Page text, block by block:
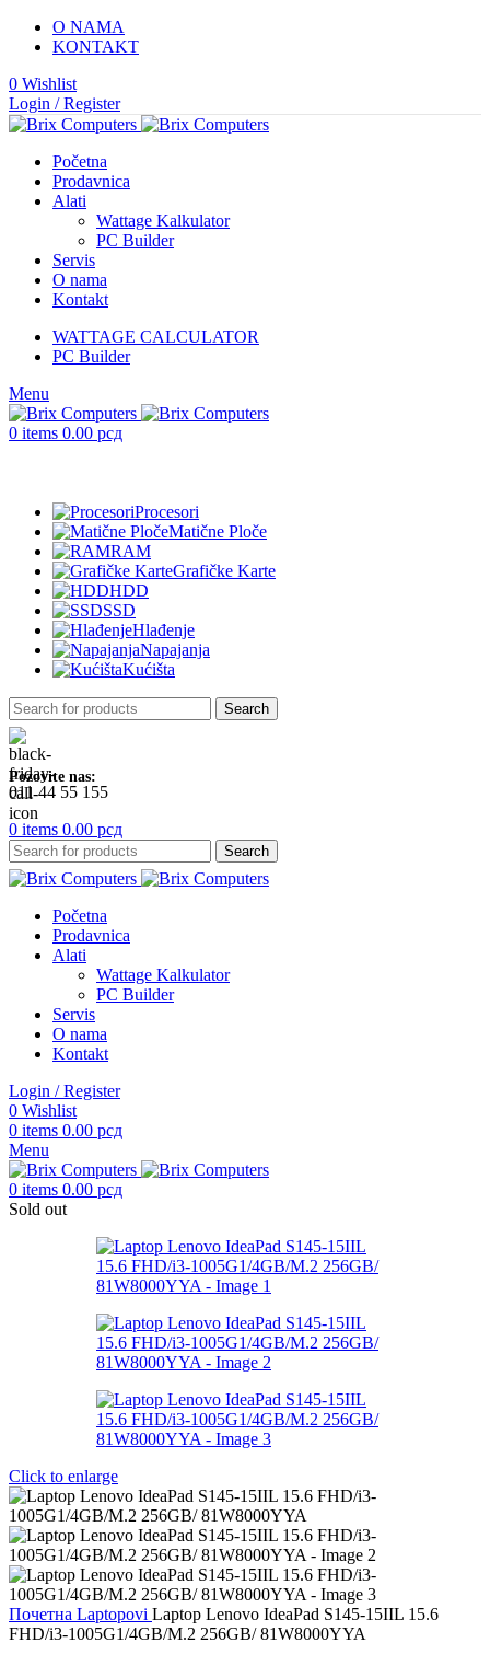
O NAMA
KONTAKT
0 Wishlist
Login / Register
Početna
Prodavnica
Alati
Wattage Kalkulator
PC Builder
Servis
O nama
Kontakt
WATTAGE CALCULATOR
PC Builder
Menu
0 items 0.00 рсд
Procesori
Matične Ploče
RAM
Grafičke Karte
HDD
SSD
Hlađenje
Napajanja
Kućišta
Search
Pozovite nas:
011 44 55 155
0 items 0.00 рсд
Search
Početna
Prodavnica
Alati
Wattage Kalkulator
PC Builder
Servis
O nama
Kontakt
Login / Register
0 Wishlist
0 items 0.00 рсд
Menu
0 items 0.00 рсд
Sold out
Click to enlarge
Почетна Laptopovi Laptop Lenovo IdeaPad S145-15IIL 15.6
FHD/i3-1005G1/4GB/M.2 256GB/ 81W8000YYA